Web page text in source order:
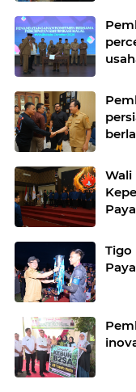
Wali
Tigo Kayo